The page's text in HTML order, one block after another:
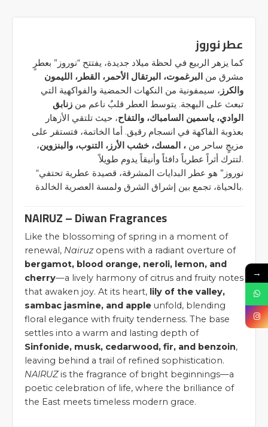
عطر نوروز
كما يزهر الربيع في لحظة ميلاد جديدة، يفتتح “نوروز” بعطرٍ
مشرق من البرغموت، البرتقال الأحمر، القطر، الليمون
والكرز ، سيمفونية من النكهات الحمضية والفواكهية التي
تبعث على البهجة. يتوسط العطر قلبٌ ناعم من زنابق
الوادي، ياسمين السامباك، والتفاح، حيث تلتقي الأزهار
بعذوبة الفاكهة في انسجام رقيق. أما الخاتمة، فتستقر على
مزيجٍ ساحر من ، المسك، خشب الأرز، التنوب، والبنزوين،
لتترك أثراً عطرياً دافئاً وأنيقاً يدوم طويلاً.
“نوروز” هو عطر البدايات المشرقة، قصيدة عطرية تحتفي
بالحياة، تجمع بين إشراق الشرق ولمسة العصرية الخالدة.
NAIRUZ – Diwan Fragrances
Like the blossoming of spring in a moment of
renewal, Nairuzopens with a radiant overture of
bergamot, blood orange, neroli, lemon, and
cherry—a lively harmony of citrus and fruity notes
that awaken joy. At its heart, lily of the valley,
sambac jasmine, and apple unfold, blending
floral elegance with fruity tenderness. The base
settles into a warm and lasting depth of
Sinfonide, musk, cedarwood, fir, and benzoin,
leaving behind a trail of refined sophistication.
NAIRUZis the fragrance of bright beginnings—a
poetic celebration of life, where the brilliance of
the East meets timeless modern grace.
→